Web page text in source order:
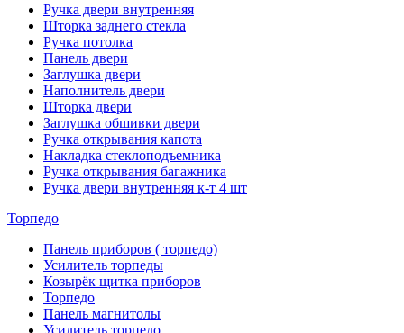
Ручка двери внутренняя
Шторка заднего стекла
Ручка потолка
Панель двери
Заглушка двери
Наполнитель двери
Шторка двери
Заглушка обшивки двери
Ручка открывания капота
Накладка стеклоподъемника
Ручка открывания багажника
Ручка двери внутренняя к-т 4 шт
Торпедо
Панель приборов ( торпедо)
Усилитель торпеды
Козырёк щитка приборов
Торпедо
Панель магнитолы
Усилитель торпедо